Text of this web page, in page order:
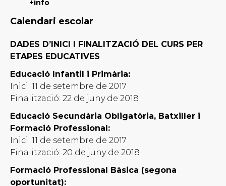
Calendari escolar
DADES D’INICI I FINALITZACIÓ DEL CURS PER
ETAPES EDUCATIVES
Educació Infantil i Primària:
Inici: 11 de setembre de 2017
Finalització: 22 de juny de 2018
Educació Secundària Obligatòria, Batxiller i
Formació Professional:
Inici: 11 de setembre de 2017
Finalització: 20 de juny de 2018
Formació Professional Bàsica (segona
oportunitat):